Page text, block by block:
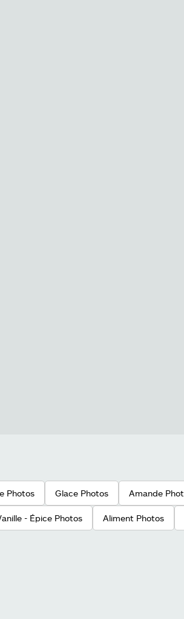
Photos Glace Photos Amande
- Épice Photos Aliment Photos